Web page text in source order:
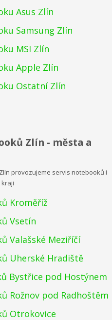
Asus Zlín
Samsung Zlín
MSI Zlín
Apple Zlín
Ostatní Zlín
Zlín - města a
provozujeme servis notebooků i
kraji
Kroměříž
Vsetín
Valašské Meziříčí
Uherské Hradiště
Bystřice pod Hostýnem
Rožnov pod Radhoštěm
Otrokovice